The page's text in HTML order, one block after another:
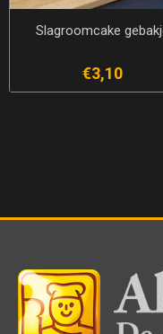
Slagroomcake
€3,10